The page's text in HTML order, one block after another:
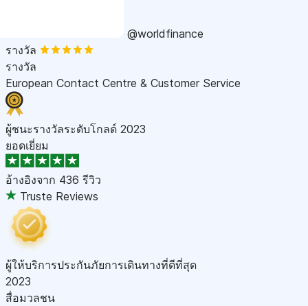
@worldfinance
รางวัล
รางวัล
European Contact Centre & Customer Service
ผู้ชนะรางวัลระดับโกลด์ 2023
ยอดเยี่ยม
อ้างอิงจาก 436 รีวิว
Truste Reviews
ผู้ให้บริการประกันภัยการเดินทางที่ดีที่สุด
2023
สื่อมวลชน